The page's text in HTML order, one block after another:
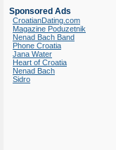
Sponsored Ads
CroatianDating.com
Magazine Poduzetnik
Nenad Bach Band
Phone Croatia
Jana Water
Heart of Croatia
Nenad Bach
Sidro